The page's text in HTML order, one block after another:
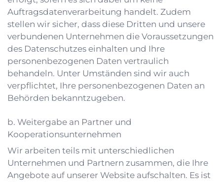
Auftragsdatenverarbeitung handelt. Zudem
stellen wir sicher, dass diese Dritten und unsere
verbundenen Unternehmen die Voraussetzungen
des Datenschutzes einhalten und Ihre
personenbezogenen Daten vertraulich
behandeln. Unter Umständen sind wir auch
verpflichtet, Ihre personenbezogenen Daten an
Behörden bekanntzugeben.
b. Weitergabe an Partner und
Kooperationsunternehmen
Wir arbeiten teils mit unterschiedlichen
Unternehmen und Partnern zusammen, die Ihre
Angebote auf unserer Website aufschalten. Es ist